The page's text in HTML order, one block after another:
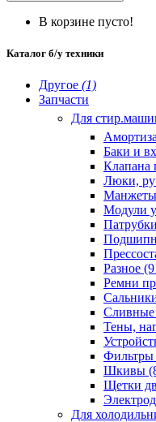
В корзине пусто!
Каталог б/у техники
Другое (1)
Запчасти
Для
Баки и
Клапана
Люки,
Модули
Разное
Ремни
Сливные
Тены,
Фильтры
Шкивы
Щетки
Для